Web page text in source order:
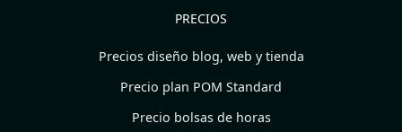
PRECIOS
Precios diseño blog, web y tienda
Precio plan POM Standard
Precio bolsas de horas